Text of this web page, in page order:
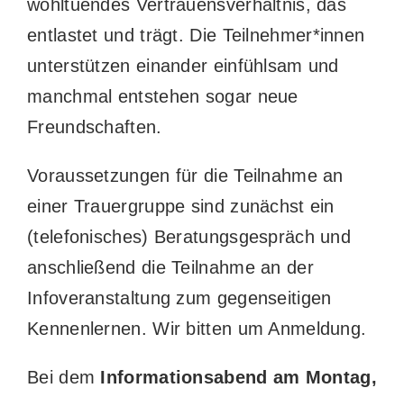
wohltuendes Vertrauensverhältnis, das
entlastet und trägt. Die Teilnehmer*innen
unterstützen einander einfühlsam und
manchmal entstehen sogar neue
Freundschaften.
Voraussetzungen für die Teilnahme an
einer Trauergruppe sind zunächst ein
(telefonisches) Beratungsgespräch und
anschließend die Teilnahme an der
Infoveranstaltung zum gegenseitigen
Kennenlernen. Wir bitten um Anmeldung.
Bei dem Informationsabend am Montag,